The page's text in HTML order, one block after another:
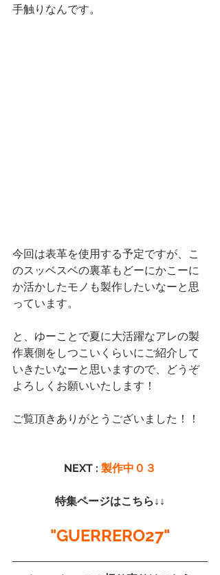
手触りなんです。
今回は表革を使用する予定ですが、こ
のスッベスベの裏革もどーにかこーに
か活かしたモノも製作したいなーと思
っています。
と、ゆーことで夏に大活躍なアレの製
作裏側をしつこいくらいにご紹介して
いきたいなーと思いますので、どうぞ
よろしくお願いいたします！
ご覧頂きありがとうございました！！
NEXT : 製作中０３
特集ページはこちら↓↓
"GUERRERO27"